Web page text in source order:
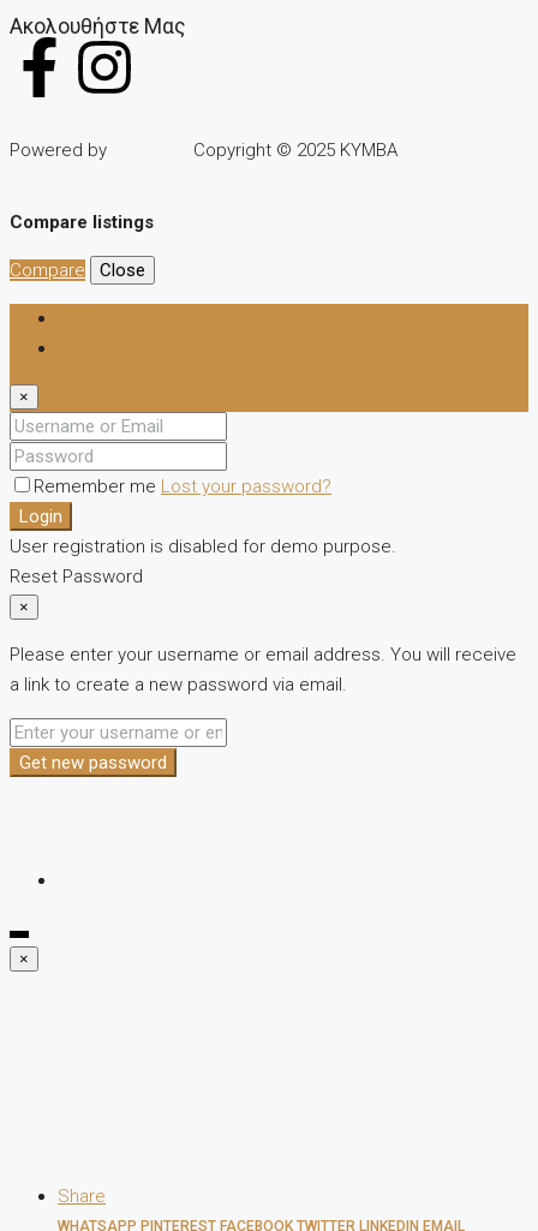
Ακολουθήστε Μας
Powered by Copyright © 2025 KYMBA
Compare listings
Compare Close
×
Remember me Lost your password?
Login
User registration is disabled for demo purpose.
Reset Password
×
Please enter your username or email address. You will receive
a link to create a new password via email.
Get new password
×
Share
WHATSAPP PINTEREST FACEBOOK TWITTER LINKEDIN EMAIL